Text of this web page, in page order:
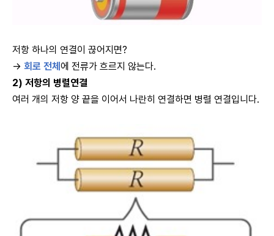
저항 하나의 연결이 끊어지면?
→ 회로 전체 에 전류가 흐르지 않는다.
2) 저항의 병렬연결
여러 개의 저항 양 끝을 이어서 나란히 연결하면 병렬 연결입니다.